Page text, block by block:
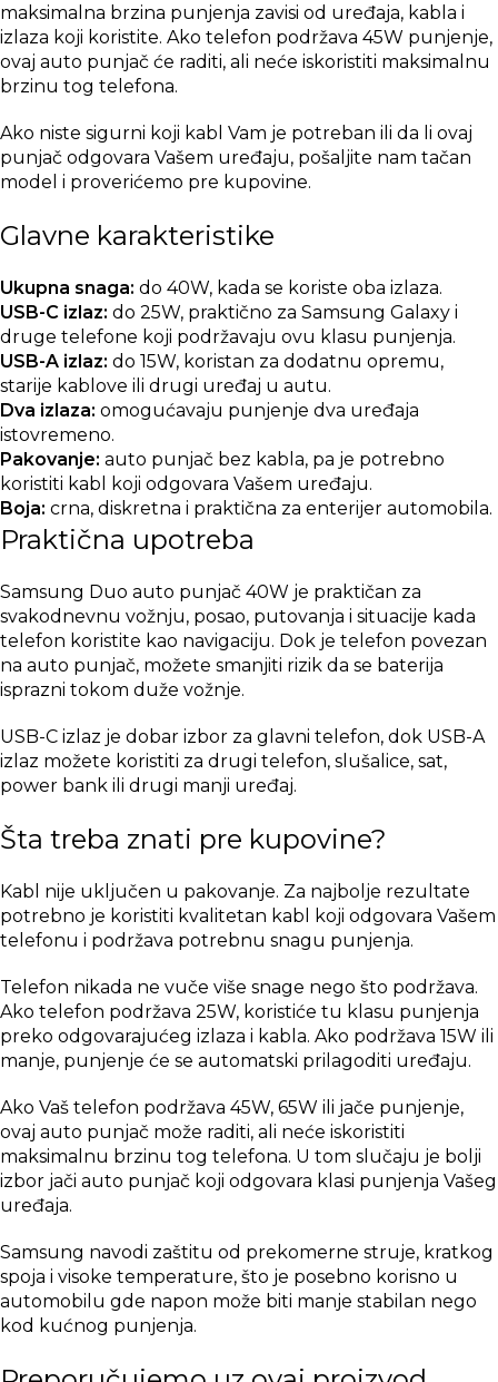
maksimalna brzina punjenja zavisi od uređaja, kabla i
izlaza koji koristite. Ako telefon podržava 45W punjenje,
ovaj auto punjač će raditi, ali neće iskoristiti maksimalnu
brzinu tog telefona.
Ako niste sigurni koji kabl Vam je potreban ili da li ovaj
punjač odgovara Vašem uređaju, pošaljite nam tačan
model i proverićemo pre kupovine.
Glavne karakteristike
Ukupna snaga: do 40W, kada se koriste oba izlaza.
USB-C izlaz: do 25W, praktično za Samsung Galaxy i
druge telefone koji podržavaju ovu klasu punjenja.
USB-A izlaz: do 15W, koristan za dodatnu opremu,
starije kablove ili drugi uređaj u autu.
Dva izlaza: omogućavaju punjenje dva uređaja
istovremeno.
Pakovanje: auto punjač bez kabla, pa je potrebno
koristiti kabl koji odgovara Vašem uređaju.
Boja: crna, diskretna i praktična za enterijer automobila.
Praktična upotreba
Samsung Duo auto punjač 40W je praktičan za
svakodnevnu vožnju, posao, putovanja i situacije kada
telefon koristite kao navigaciju. Dok je telefon povezan
na auto punjač, možete smanjiti rizik da se baterija
isprazni tokom duže vožnje.
USB-C izlaz je dobar izbor za glavni telefon, dok USB-A
izlaz možete koristiti za drugi telefon, slušalice, sat,
power bank ili drugi manji uređaj.
Šta treba znati pre kupovine?
Kabl nije uključen u pakovanje. Za najbolje rezultate
potrebno je koristiti kvalitetan kabl koji odgovara Vašem
telefonu i podržava potrebnu snagu punjenja.
Telefon nikada ne vuče više snage nego što podržava.
Ako telefon podržava 25W, koristiće tu klasu punjenja
preko odgovarajućeg izlaza i kabla. Ako podržava 15W ili
manje, punjenje će se automatski prilagoditi uređaju.
Ako Vaš telefon podržava 45W, 65W ili jače punjenje,
ovaj auto punjač može raditi, ali neće iskoristiti
maksimalnu brzinu tog telefona. U tom slučaju je bolji
izbor jači auto punjač koji odgovara klasi punjenja Vašeg
uređaja.
Samsung navodi zaštitu od prekomerne struje, kratkog
spoja i visoke temperature, što je posebno korisno u
automobilu gde napon može biti manje stabilan nego
kod kućnog punjenja.